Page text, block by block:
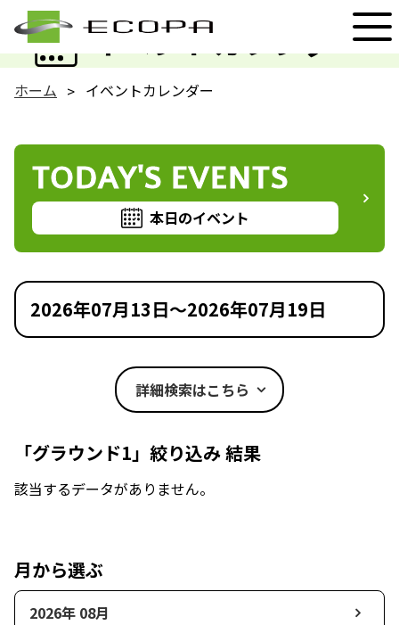
イベントカレンダー
EVENT
ホーム イベントカレンダー
TODAY'S EVENTS
本日のイベント
2026年07月13日～2026年07月19日
詳細検索はこちら
「グラウンド1」絞り込み 結果
該当するデータがありません。
月から選ぶ
2026年 08月